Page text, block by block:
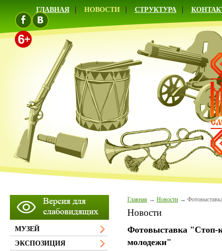
ГЛАВНАЯ НОВОСТИ СТРУКТУРА
Главная Новости
Новости
Фотовыставка "Стоп-
молодежи"
МУЗЕЙ
ЭКСПОЗИЦИЯ